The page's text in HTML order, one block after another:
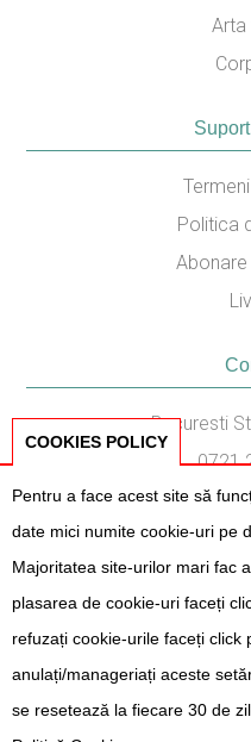
Arta
Politica
Bucuresti
Luni -
L' Atelier des Fêtes 2026- Toate
COOKIES POLICY
Pentru a face acest site să
date mici numite cookie-uri pe
Majoritatea site-urilor mari fac
plasarea de cookie-uri faceți
refuzați cookie-urile faceți click
anulați/manageriați aceste
se resetează la fiecare 30 de